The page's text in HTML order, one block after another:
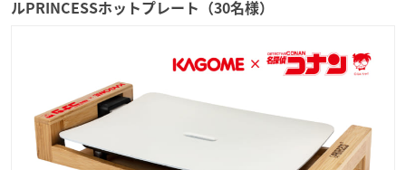
ルPRINCESSホットプレート（30名様）